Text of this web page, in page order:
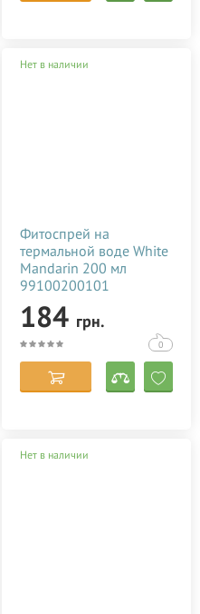
Нет в наличии
Фитоспрей на
термальной воде White
Mandarin 200 мл
99100200101
184 грн.
0
Нет в наличии